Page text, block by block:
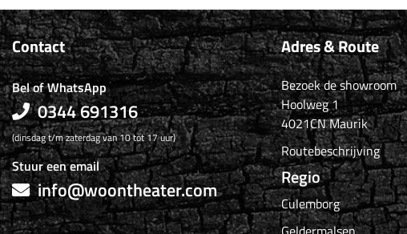
Contact
Bel of WhatsApp
0344 691316
(dinsdag t/m zaterdag van 10 tot 17 uur)
Stuur een email
info@woontheater.com
Adres & Route
Bezoek de showroom
Hoolweg 1
4021CN Maurik
Routebeschrijving
Regio
Culemborg